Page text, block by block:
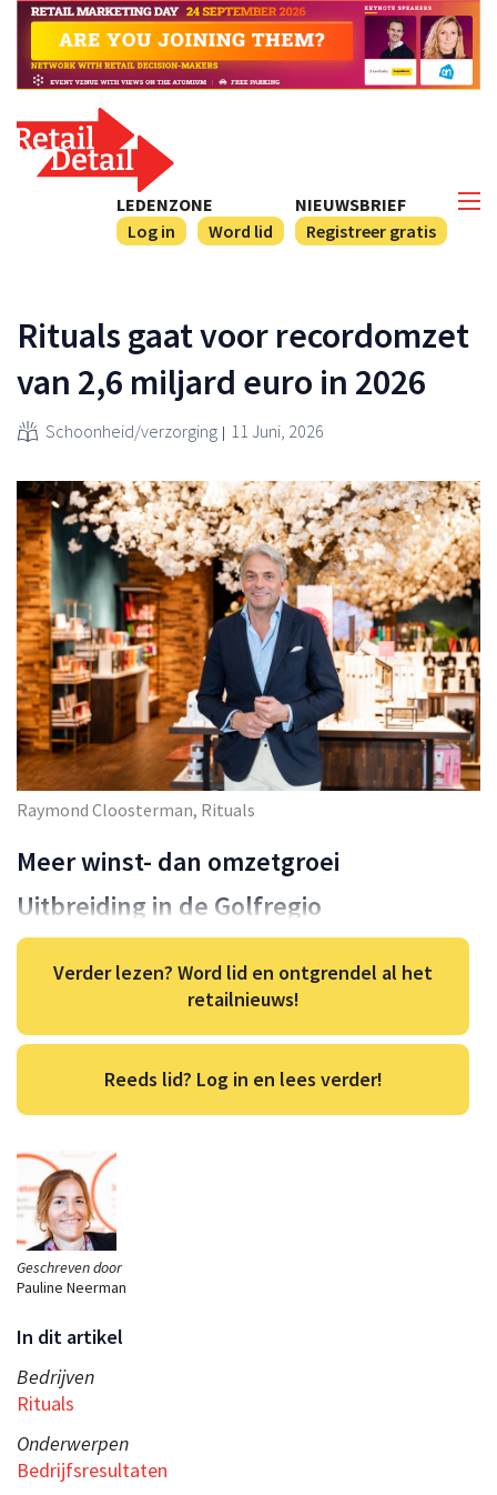
NIEUWSBRIEF
Registreer gratis
LEDENZONE
Log in
Word lid
Geschreven door
Pauline Neerman
In dit artikel
Bedrijven
Rituals
Onderwerpen
Bedrijfsresultaten
Rituals gaat voor recordomzet
van 2,6 miljard euro in 2026
Schoonheid/verzorging 11 Juni, 2026
Raymond Cloosterman, Rituals
Meer winst- dan omzetgroei
Uitbreiding in de Golfregio
Verder lezen? Word lid en ontgrendel al het
retailnieuws!
Reeds lid? Log in en lees verder!